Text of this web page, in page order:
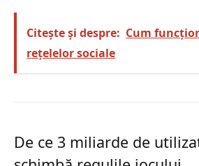
Citește și despre: Cum
rețelelor sociale
De ce 3 miliarde de